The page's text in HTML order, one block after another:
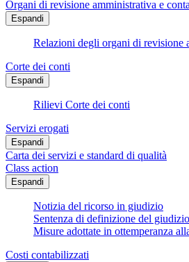
Organi di revisione amministrativa e
Espandi
Relazioni degli organi di revisione
Corte dei conti
Espandi
Rilievi Corte dei conti
Servizi erogati
Espandi
Carta dei servizi e standard di qualità
Class action
Espandi
Notizia del ricorso in giudizio
Sentenza di definizione del giudizio
Misure adottate in ottemperanza
Costi contabilizzati